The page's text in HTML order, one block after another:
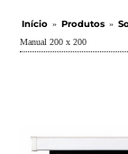
Início » Produtos »
Manual 200 x 200